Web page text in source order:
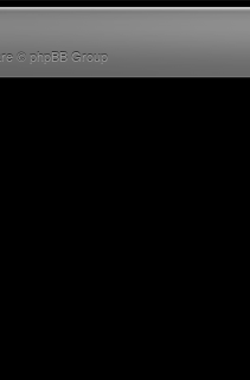
© phpBB Group